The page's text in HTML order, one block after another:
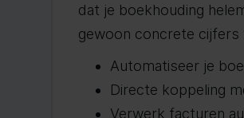
dat je boekhouding
gewoon concrete cijfers
Automatiseer je
Directe koppeling
Verwerk facturen